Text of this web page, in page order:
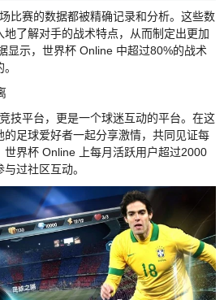
比赛的数据都被精确记录和分析。这些数
了解对手的战术特点，从而制定出更加
显示，世界杯 Online 中超过80%的战术
技平台，更是一个球迷互动的平台。在这
的足球爱好者一起分享激情，共同见证每
世界杯 Online 上每月活跃用户超过2000
过社区互动。